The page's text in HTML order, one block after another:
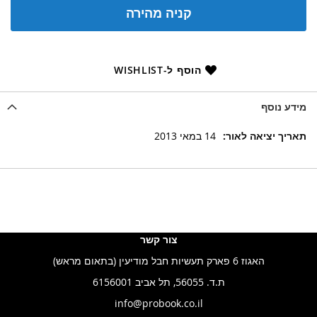
קניה מהירה
הוסף ל-WISHLIST
מידע נוסף
מידע
14 במאי 2013
צור קשר
האגוז 6 פארק תעשיות חבל מודיעין (בתאום מראש)
ת.ד. 56055, תל אביב 6156001
info@probook.co.il